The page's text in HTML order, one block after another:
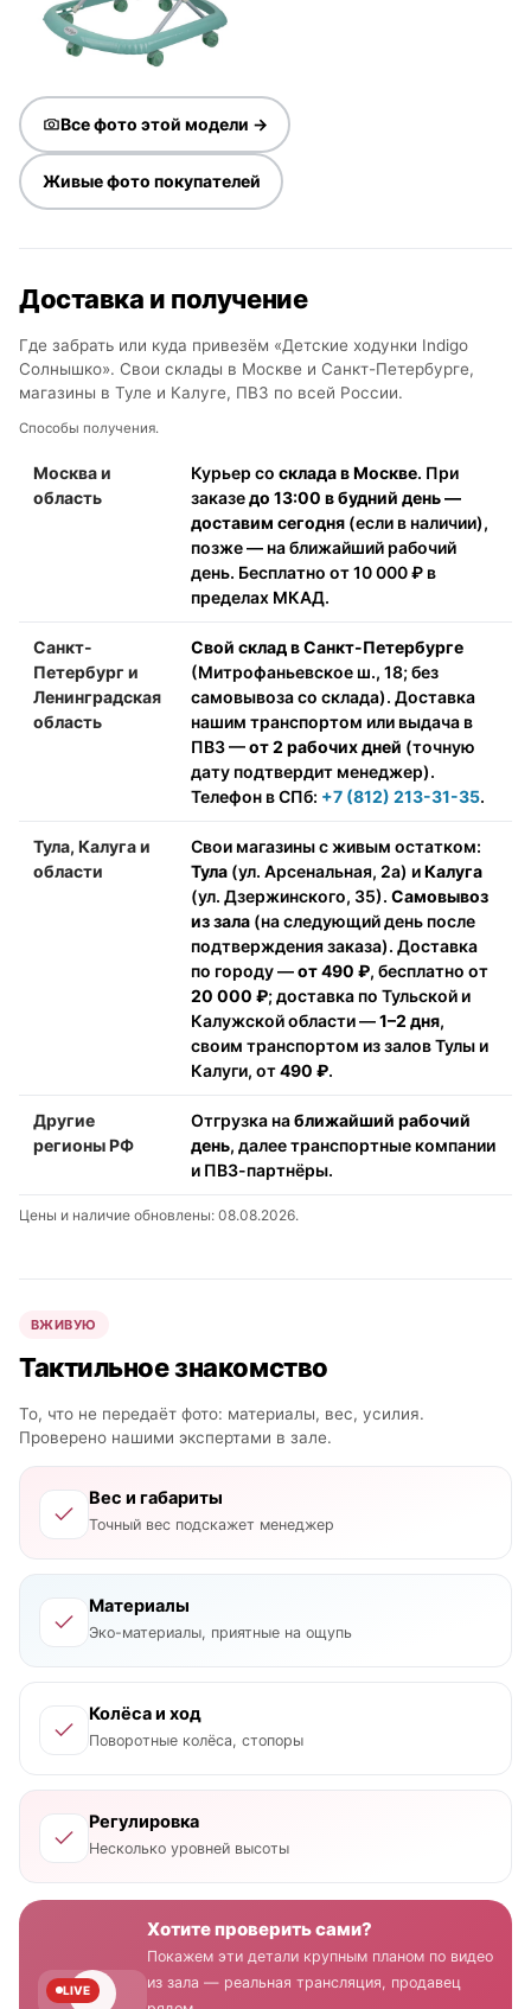
Все фото этой модели →
Живые фото покупателей
Доставка и получение
Где забрать или куда привезём «Детские ходунки Indigo
Солнышко». Свои склады в Москве и Санкт-Петербурге,
магазины в Туле и Калуге, ПВЗ по всей России.
Способы получения.
Москва и
область
Курьер со склада в Москве. При
заказедо 13:00 в будний день —
доставим сегодня (если в наличии),
позже — на ближайший рабочий
день. Бесплатно от 10 000 ₽ в
пределах МКАД.
Санкт-
Петербург и
Ленинградская
область
Свой склад в Санкт-Петербурге
(Митрофаньевское ш., 18; без
самовывоза со склада). Доставка
нашим транспортом или выдача в
ПВЗ —от 2 рабочих дней (точную
дату подтвердит менеджер).
Телефон в СПб: +7 (812) 213-31-35.
Тула, Калуга и
области
Свои магазины с живым остатком:
Тула (ул. Арсенальная, 2а) иКалуга
(ул. Дзержинского, 35). Самовывоз
из зала (на следующий день после
подтверждения заказа). Доставка
по городу —от 490 ₽, бесплатно от
20 000 ₽; доставка по Тульской и
Калужской области —1–2 дня,
своим транспортом из залов Тулы и
Калуги, от490 ₽.
Другие
регионы РФ
Отгрузка наближайший рабочий
день, далее транспортные компании
и ПВЗ-партнёры.
Цены и наличие обновлены: 08.08.2026.
ВЖИВУЮ
Тактильное знакомство
То, что не передаёт фото: материалы, вес, усилия.
Проверено нашими экспертами в зале.
Вес и габариты
Точный вес подскажет менеджер
Материалы
Эко-материалы, приятные на ощупь
Колёса и ход
Поворотные колёса, стопоры
Регулировка
Несколько уровней высоты
LIVE
Хотите проверить сами?
Покажем эти детали крупным планом по видео
из зала — реальная трансляция, продавец